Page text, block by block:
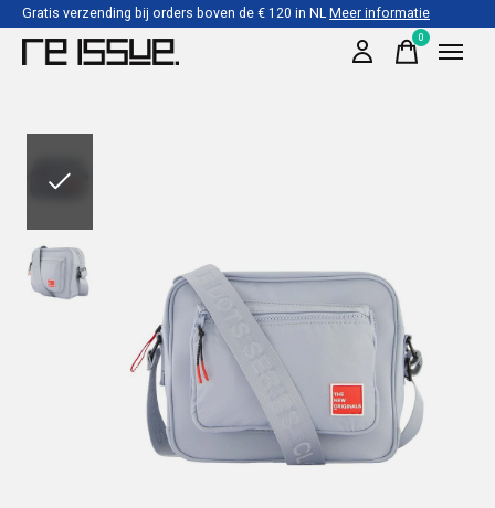
Gratis verzending bij orders boven de € 120 in NLMeer informatie
0items